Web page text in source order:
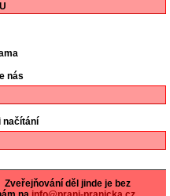
nás
načítání
Zveřejňování děl jinde je bez